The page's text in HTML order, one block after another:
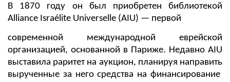
В 1870 году он был приобретен библиотекой
Alliance Israélite Universelle (AIU) — первой
современной международной еврейской
организацией, основанной в Париже. Недавно AIU
выставила раритет на аукцион, планируя направить
вырученные за него средства на финансирование